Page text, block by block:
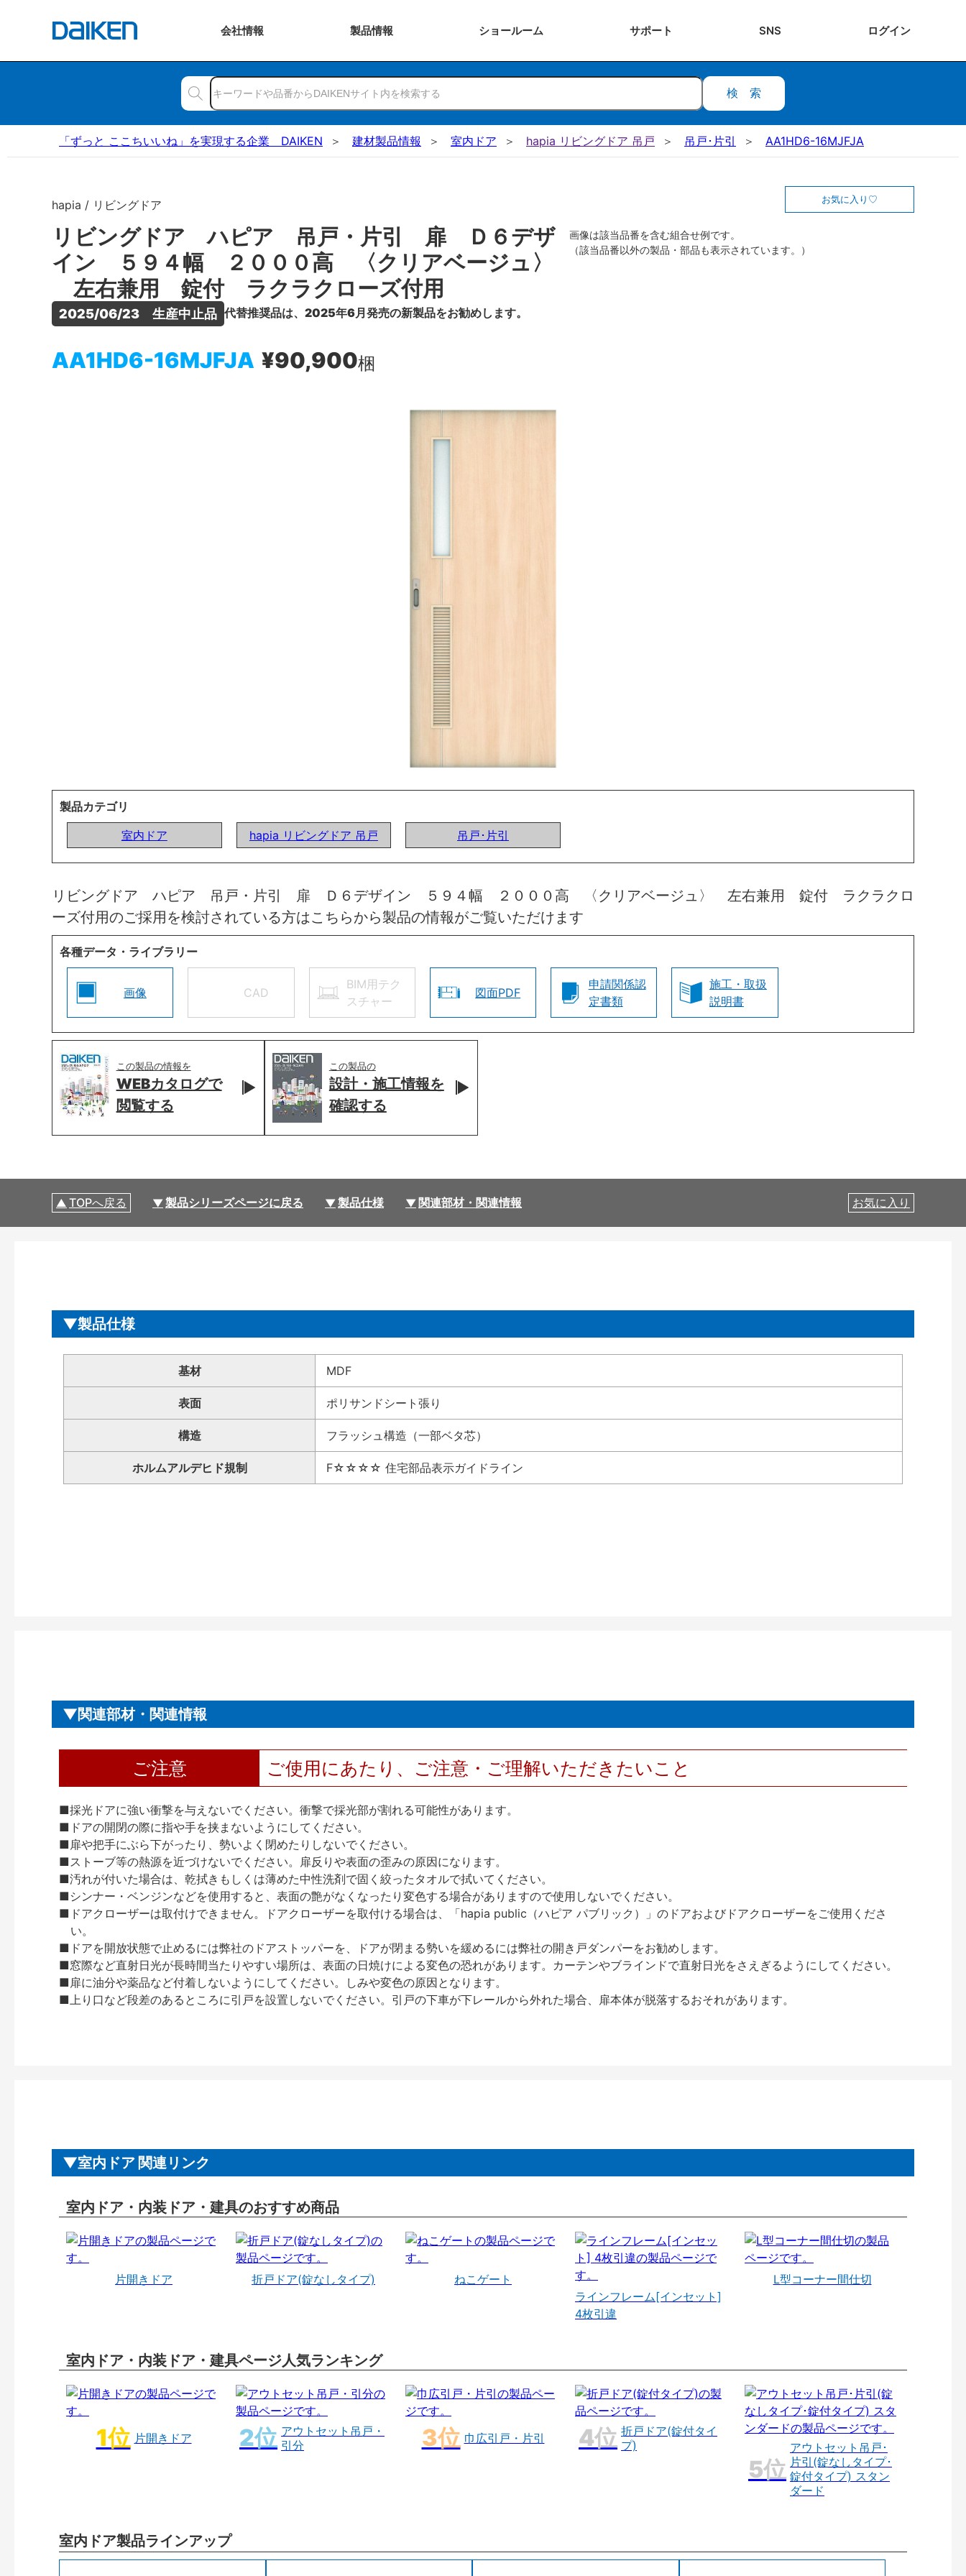
会社情報 製品情報 ショールーム サポート SNS ログイン
検索
「ずっと ここちいいね」を実現する企業 DAIKEN 建材製品情報 室内ドア hapia リビングドア 吊戸 吊戸･片引 AA1HD6-16MJFJA
hapia / リビングドア
リビングドア ハピア 吊戸・片引 扉 Ｄ６デザ
イン ５９４幅 ２０００高 〈クリアベージュ〉
左右兼用 錠付 ラクラクローズ付用
2025/06/23　生産中止品 代替推奨品は、2025年6月発売の新製品をお勧めします。
AA1HD6-16MJFJA ¥90,900梱
お気に入り
画像は該当品番を含む組合せ例です。
（該当品番以外の製品・部品も表示されています。）
製品カテゴリ
室内ドア
hapia リビングドア 吊戸 吊戸･片引
リビングドア ハピア 吊戸・片引 扉 Ｄ６デザイン ５９４幅 ２０００高 〈クリアベージュ〉 左右兼用 錠付 ラクラクロ
ーズ付用のご採用を検討されている方はこちらから製品の情報がご覧いただけます
各種データ・ライブラリー
画像 CAD
BIM用テク
スチャー
図面PDF
申請関係認
定書類
施工・取扱
説明書
この製品の情報を
WEBカタログで
閲覧する
この製品の
設計・施工情報を
確認する
TOPへ戻る 製品シリーズページに戻る 製品仕様 関連部材・関連情報 お気に入り
製品仕様
基材 MDF
表面 ポリサンドシート張り
構造 フラッシュ構造（一部ベタ芯）
ホルムアルデヒド規制 F☆☆☆☆ 住宅部品表示ガイドライン
関連部材・関連情報
ご注意 ご使用にあたり、ご注意・ご理解いただきたいこと
■採光ドアに強い衝撃を与えないでください。衝撃で採光部が割れる可能性があります。
■ドアの開閉の際に指や手を挟まないようにしてください。
■扉や把手にぶら下がったり、勢いよく閉めたりしないでください。
■ストーブ等の熱源を近づけないでください。扉反りや表面の歪みの原因になります。
■汚れが付いた場合は、乾拭きもしくは薄めた中性洗剤で固く絞ったタオルで拭いてください。
■シンナー・ベンジンなどを使用すると、表面の艶がなくなったり変色する場合がありますので使用しないでください。
■ドアクローザーは取付けできません。ドアクローザーを取付ける場合は、「hapia public（ハピア パブリック）」のドアおよびドアクローザーをご使用くださ
い。
■ドアを開放状態で止めるには弊社のドアストッパーを、ドアが閉まる勢いを緩めるには弊社の開き戸ダンパーをお勧めします。
■窓際など直射日光が長時間当たりやすい場所は、表面の日焼けによる変色の恐れがあります。カーテンやブラインドで直射日光をさえぎるようにしてください。
■扉に油分や薬品など付着しないようにしてください。しみや変色の原因となります。
■上り口など段差のあるところに引戸を設置しないでください。引戸の下車が下レールから外れた場合、扉本体が脱落するおそれがあります。
室内ドア 関連リンク
室内ドア・内装ドア・建具のおすすめ商品
片開きドア 折戸ドア(錠なしタイプ)
ねこゲート
ラインフレーム[インセット]
4枚引違
L型コーナー間仕切
室内ドア・内装ドア・建具ページ人気ランキング
片開きドア
アウトセット吊戸・
引分
巾広引戸・片引
折戸ドア(錠付タイ
プ)
アウトセット吊戸･
片引(錠なしタイプ･
錠付タイプ) スタン
ダード
室内ドア製品ラインアップ